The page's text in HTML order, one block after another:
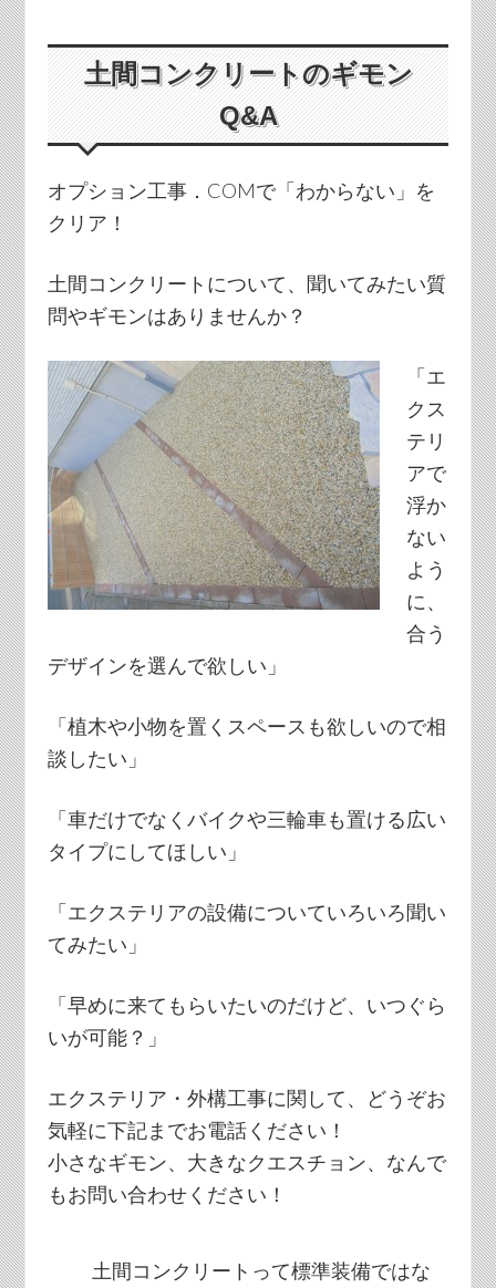
土間コンクリートのギモン
Q&A
オプション工事．COMで「わからない」を
クリア！
土間コンクリートについて、聞いてみたい質
問やギモンはありませんか？
「エ
クス
テリ
アで
浮か
ない
よう
に、
合う
デザインを選んで欲しい」
「植木や小物を置くスペースも欲しいので相
談したい」
「車だけでなくバイクや三輪車も置ける広い
タイプにしてほしい」
「エクステリアの設備についていろいろ聞い
てみたい」
「早めに来てもらいたいのだけど、いつぐら
いが可能？」
エクステリア・外構工事に関して、どうぞお
気軽に下記までお電話ください！
小さなギモン、大きなクエスチョン、なんで
もお問い合わせください！
土間コンクリートって標準装備ではな